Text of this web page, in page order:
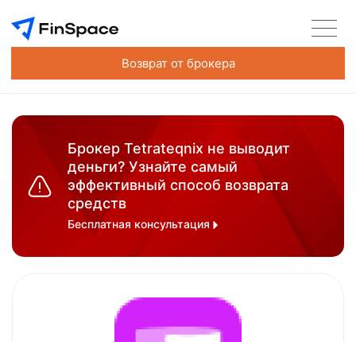
Возврат от брокера
Брокер Tetrateqnix не выводит
деньги? Узнайте самый
эффективный способ возврата
средств
Бесплатная консультация